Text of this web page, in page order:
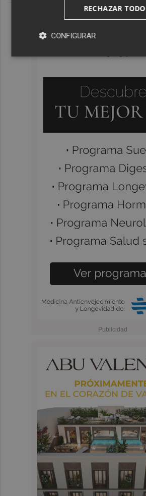
RECHAZAR TODO
CONFIGURAR